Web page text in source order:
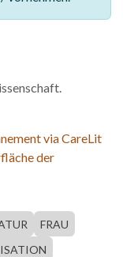
via CareLit
der
FRAU